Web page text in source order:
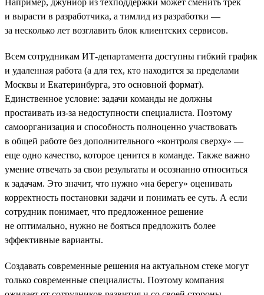
и вырасти в разработчика, а тимлид из разработки —
за несколько лет возглавить блок клиентских сервисов.
Всем сотрудникам ИТ-департамента доступны гибкий график
и удаленная работа (а для тех, кто находится за пределами
Москвы и Екатеринбурга, это основной формат).
Единственное условие: задачи команды не должны
простаивать из-за недоступности специалиста. Поэтому
самоорганизация и способность полноценно участвовать
в общей работе без дополнительного «контроля сверху» —
еще одно качество, которое ценится в команде. Также важно
умение отвечать за свои результаты и осознанно относиться
к задачам. Это значит, что нужно «на берегу» оценивать
корректность постановки задачи и понимать ее суть. А если
сотрудник понимает, что предложенное решение
не оптимально, нужно не бояться предложить более
эффективные варианты.
Создавать современные решения на актуальном стеке могут
только современные специалисты. Поэтому компания